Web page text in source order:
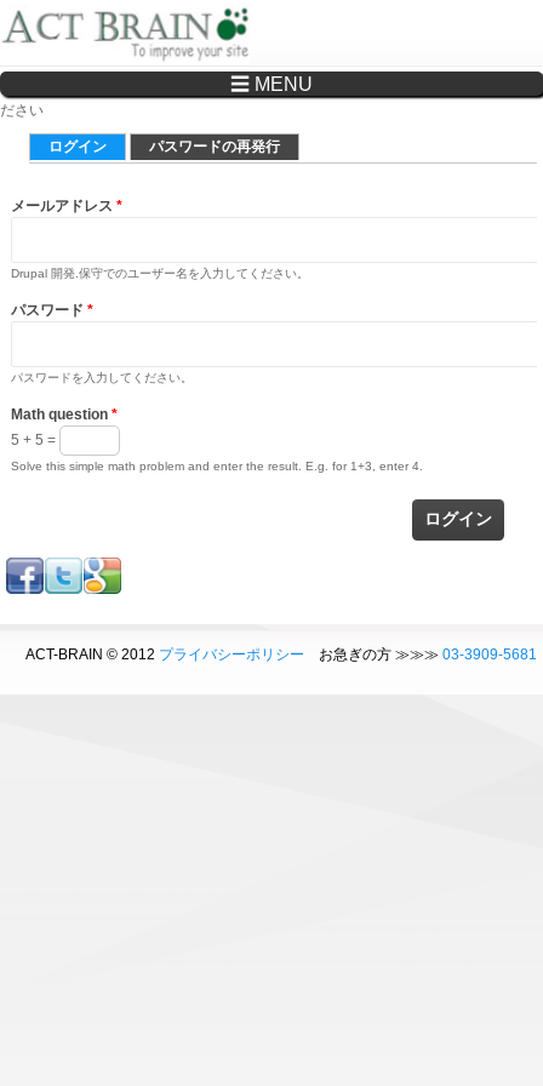
Drupalサイトの制作・保守をどこに頼んでいいか分からない方へ…まずはご相談く
ださい
☰ MENU
プライマリータブ
ログイン (アクティブなタブ)
パスワードの再発行
メールアドレス *
Drupal 開発.保守でのユーザー名を入力してください。
パスワード *
パスワードを入力してください。
Math question *
5 + 5 =
Solve this simple math problem and enter the result. E.g. for 1+3, enter 4.
ACT-BRAIN © 2012 プライバシーポリシー お急ぎの方 ≫≫≫ 03-3909-5681